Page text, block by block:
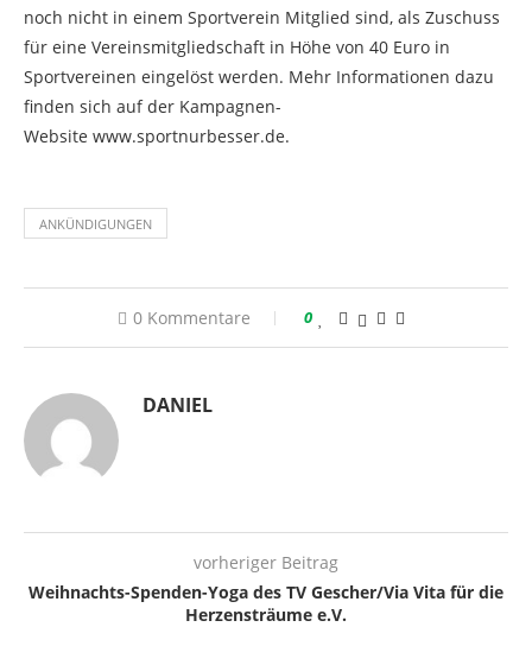
noch nicht in einem Sportverein Mitglied sind, als Zuschuss
für eine Vereinsmitgliedschaft in Höhe von 40 Euro in
Sportvereinen eingelöst werden. Mehr Informationen dazu
finden sich auf der Kampagnen-
Website www.sportnurbesser.de.
ANKÜNDIGUNGEN
0 Kommentare 0
DANIEL
vorheriger Beitrag
Weihnachts-Spenden-Yoga des TV Gescher/Via Vita für die
Herzensträume e.V.